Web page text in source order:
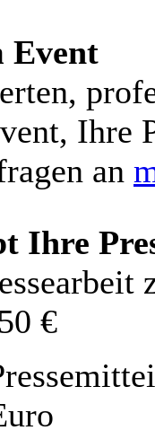
Event
Ihre
an
Ihre
€